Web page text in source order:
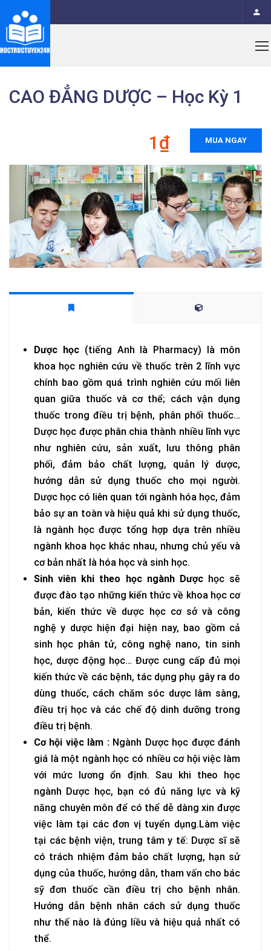
CAO ĐẲNG DƯỢC – Học Kỳ 1
1₫ MUA NGAY
Dược học(tiếng Anh là Pharmacy) là môn
khoa học nghiên cứu về thuốc trên 2 lĩnh vực
chính bao gồm quá trình nghiên cứu mối liên
quan giữa thuốc và cơ thể; cách vận dụng
thuốc trong điều trị bệnh, phân phối thuốc…
Dược học được phân chia thành nhiều lĩnh vực
như nghiên cứu, sản xuất, lưu thông phân
phối, đảm bảo chất lượng, quản lý dược,
hướng dẫn sử dụng thuốc cho mọi người.
Dược học có liên quan tới ngành hóa học, đảm
bảo sự an toàn và hiệu quả khi sử dụng thuốc,
là ngành học được tổng hợp dựa trên nhiều
ngành khoa học khác nhau, nhưng chủ yếu và
cơ bản nhất là hóa học và sinh học.
Sinh viên khi theo học ngành Dượchọc sẽ
được đào tạo những kiến thức về khoa học cơ
bản, kiến thức về dược học cơ sở và công
nghệ y dược hiện đại hiện nay, bao gồm cả
sinh học phân tử, công nghệ nano, tin sinh
học, dược động học… Được cung cấp đủ mọi
kiến thức về các bệnh, tác dụng phụ gây ra do
dùng thuốc, cách chăm sóc dược lâm sàng,
điều trị học và các chế độ dinh dưỡng trong
điều trị bệnh.
Cơ hội việc làm :Ngành Dược học được đánh
giá là một ngành học có nhiều cơ hội việc làm
với mức lương ổn định. Sau khi theo học
ngành Dược học, bạn có đủ năng lực và kỹ
năng chuyên môn để có thể dễ dàng xin được
việc làm tại các đơn vị tuyển dụng.Làm việc
tại các bệnh viện, trung tâm y tế: Dược sĩ sẽ
có trách nhiệm đảm bảo chất lượng, hạn sử
dụng của thuốc, hướng dẫn, tham vấn cho bác
sỹ đơn thuốc cần điều trị cho bệnh nhân.
Hướng dẫn bệnh nhân cách sử dụng thuốc
như thế nào là đúng liều và hiệu quả nhất có
thể.